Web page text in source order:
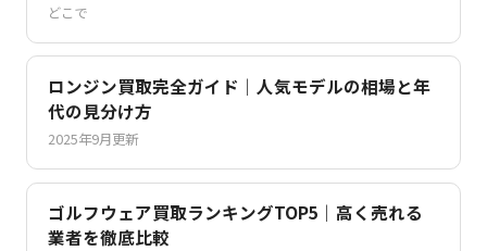
どこで
ロンジン買取完全ガイド｜人気モデルの相場と年
代の見分け方
2025年9月更新
ゴルフウェア買取ランキングTOP5｜高く売れる
業者を徹底比較